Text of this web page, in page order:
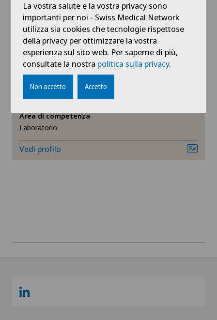
Radiologia
Senologia (diagnosi del seno)
Urologia
Vedi profilo
Centromedico
Dr. Simona Frigerio-
Malossa
Area di competenza
Laboratorio
Vedi profilo
La vostra salute e la vostra privacy sono
importanti per noi - Swiss Medical Network
utilizza sia cookies che tecnologie rispettose
della privacy per ottimizzare la vostra
esperienza sul sito web. Per saperne di più,
consultate la nostra politica sulla privacy.
Non accetto Accetto